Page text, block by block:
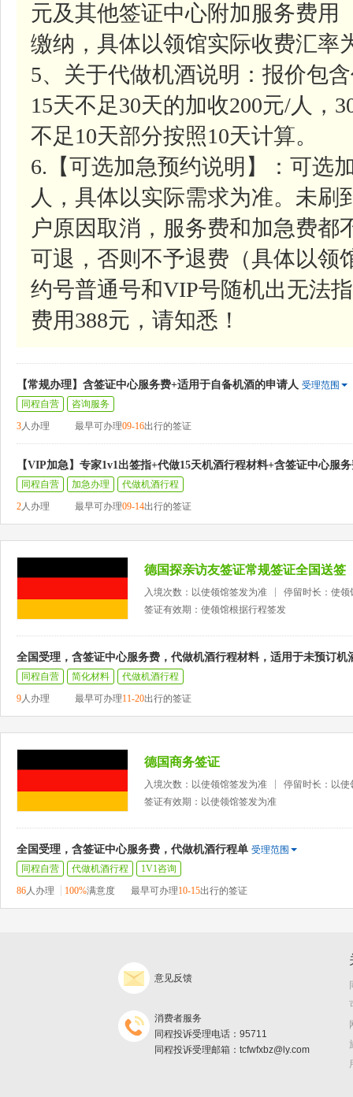
元及其他签证中心附加服务费用
缴纳，具体以领馆实际收费汇率
5、关于代做机酒说明：报价包
15天不足30天的加收200元/人，
不足10天部分按照10天计算。
6.【可选加急预约说明】：可选
人，具体以实际需求为准。未
户原因取消，服务费和加急费
可退，否则不予退费（具体以领
约号普通号和VIP号随机出无法
费用388元，请知悉！
【常规办理】含签证中心服务费+适用于自备机酒的申请人 受理范围
同程自营
咨询服务
3人办理 最早可办理09-16出行的签证
【VIP加急】专家1v1出签指+代做15天机酒行程材料+含签证中心服
同程自营 加急办理
代做机酒行程
2人办理 最早可办理09-14出行的签证
德国探亲访友签证常规签证全国送签
入境次数：以使领馆签发为准
停留时长：使领
签证有效期：使领馆根据行程签发
全国受理，含签证中心服务费，代做机酒行程材料，适用于未预订机
同程自营 简化材料
代做机酒行程
9人办理 最早可办理11-20出行的签证
德国商务签证
入境次数：以使领馆签发为准
停留时长：以使
签证有效期：以使领馆签发为准
全国受理，含签证中心服务费，代做机酒行程单 受理范围
同程自营
代做机酒行程
1V1咨询
86人办理 100%满意度 最早可办理10-15出行的签证
意见反馈
消费者服务
同程投诉受理电话：95711
同程投诉受理邮箱：tcfwfxbz@ly.com